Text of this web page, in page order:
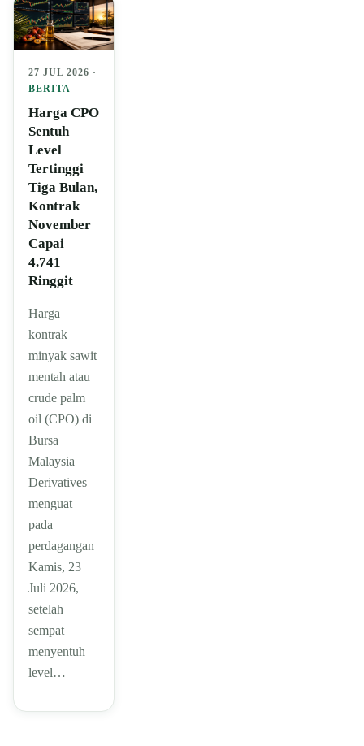
27 JUL 2026 ·
BERITA
Harga CPO
Sentuh
Level
Tertinggi
Tiga Bulan,
Kontrak
November
Capai
4.741
Ringgit
Harga
kontrak
minyak sawit
mentah atau
crude palm
oil (CPO) di
Bursa
Malaysia
Derivatives
menguat
pada
perdagangan
Kamis, 23
Juli 2026,
setelah
sempat
menyentuh
level…